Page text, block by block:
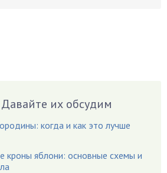
их обсудим
когда и как это лучше
кроны яблони: основные схемы и